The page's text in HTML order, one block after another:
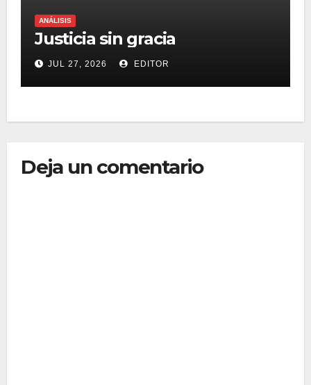
ANÁLISIS
Justicia sin gracia
JUL 27, 2026 EDITOR
Deja un comentario